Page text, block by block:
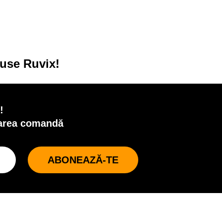
Ruvix!
comandă
ABONEAZĂ-TE